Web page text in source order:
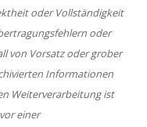
oder Vollständigkeit
oder
von Vorsatz oder grober
Informationen
Weiterverarbeitung ist
einer